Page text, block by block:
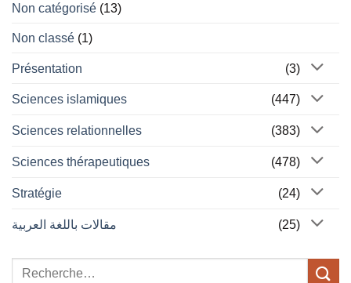
Non catégorisé (13)
Non classé (1)
Présentation (3)
Sciences islamiques (447)
Sciences relationnelles (383)
Sciences thérapeutiques (478)
Stratégie (24)
مقالات باللغة العربية (25)